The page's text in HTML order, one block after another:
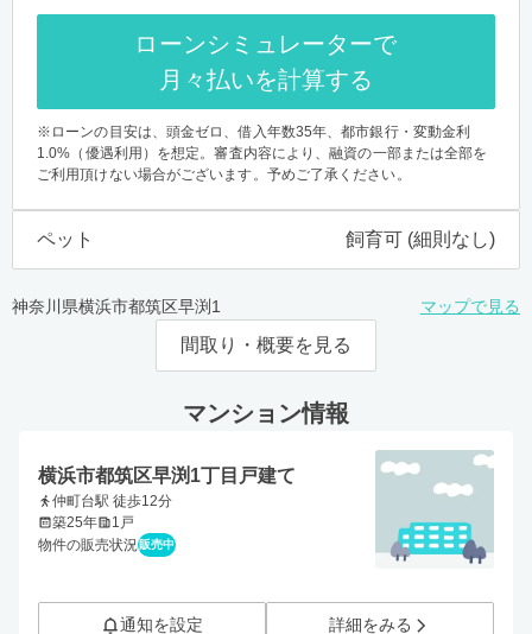
ローンシミュレーターで
月々払いを計算する
※ローンの目安は、頭金ゼロ、借入年数35年、都市銀行・変動金利
1.0%（優遇利用）を想定。審査内容により、融資の一部または全部を
ご利用頂けない場合がございます。予めご了承ください。
ペット 飼育可 (細則なし)
神奈川県横浜市都筑区早渕1 マップで見る
間取り・概要を見る
マンション情報
横浜市都筑区早渕1丁目戸建て
仲町台駅 徒歩12分
築25年
1戸
物件の販売状況 販売中
通知を設定 詳細をみる